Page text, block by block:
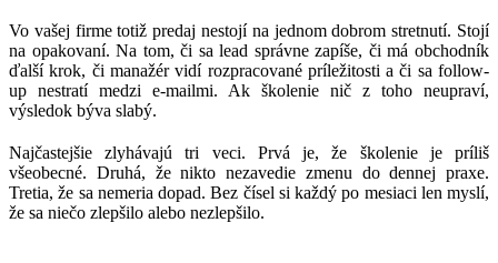
Vo vašej firme totiž predaj nestojí na jednom dobrom stretnutí. Stojí
na opakovaní. Na tom, či sa lead správne zapíše, či má obchodník
ďalší krok, či manažér vidí rozpracované príležitosti a či sa follow-
up nestratí medzi e-mailmi. Ak školenie nič z toho neupraví,
výsledok býva slabý.
Najčastejšie zlyhávajú tri veci. Prvá je, že školenie je príliš
všeobecné. Druhá, že nikto nezavedie zmenu do dennej praxe.
Tretia, že sa nemeria dopad. Bez čísel si každý po mesiaci len myslí,
že sa niečo zlepšilo alebo nezlepšilo.